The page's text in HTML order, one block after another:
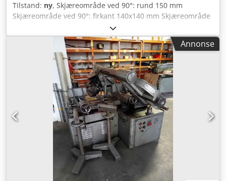
Tilstand: ny, Skjæreområde ved 90°: rund 150 mm
Skjæreområde ved 90°: firkant 140x140 mm Skjæreområde
ved 90°: flat 150x140 mm Skjæreområde ved 45° høyre:
rund 100 mm Skjæreområde ved 45° høyre: firkant 90x90
mm Skjæreområde ved 45° høyre: flat 100x90 mm
Skjæreområde ved 60°: rund 70 mm Skjæreområde ved
60°: firkant 65x65 mm Skjæreområde ved 60°: flat 65x70
mm Båndsagbladmål: 1735x13x0,65 mm Skjærehastighet:
30-80 m/min Motoreffekt: 1,5 kW Skrustikkeåpning: 150
mm Maskinvekt ca. 37 kg Plassbehov ca. 900x460x500 mm
Utstyr: Dcjdpfeyv Niaex Ag Tjk - Trinnløs
hastighetsregulering - Sagarm kan svinges opp til 60° til
høyre - Båndføring med 8 kulelagre
Annonse